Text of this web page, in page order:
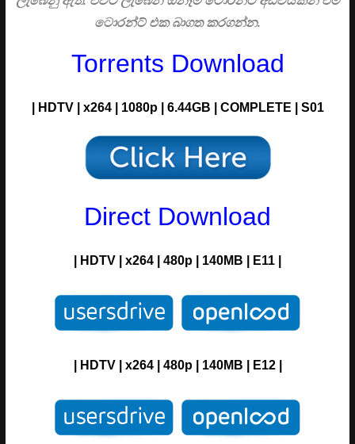
ටොරන්ට් එක බාගත කරගන්න.
Torrents Download
| HDTV | x264 | 1080p | 6.44GB | COMPLETE | S01
Direct Download
| HDTV | x264 | 480p | 140MB | E11 |
| HDTV | x264 | 480p | 140MB | E12 |